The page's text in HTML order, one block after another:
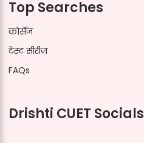
Top Searches
कोर्सेज
टेस्ट सीरीज
FAQs
Drishti CUET Socials